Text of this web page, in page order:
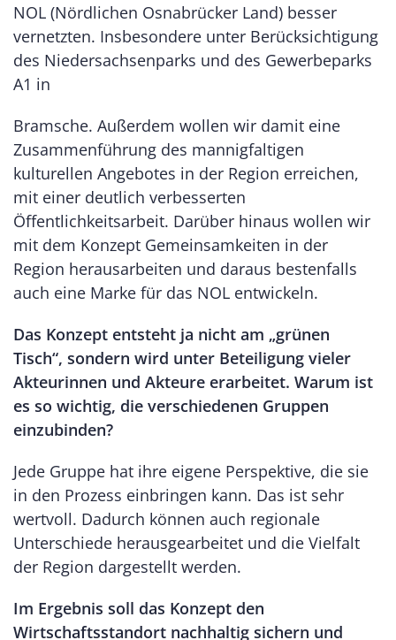
NOL (Nördlichen Osnabrücker Land) besser
vernetzten. Insbesondere unter Berücksichtigung
des Niedersachsenparks und des Gewerbeparks
A1 in
Bramsche. Außerdem wollen wir damit eine
Zusammenführung des mannigfaltigen
kulturellen Angebotes in der Region erreichen,
mit einer deutlich verbesserten
Öffentlichkeitsarbeit. Darüber hinaus wollen wir
mit dem Konzept Gemeinsamkeiten in der
Region herausarbeiten und daraus bestenfalls
auch eine Marke für das NOL entwickeln.
Das Konzept entsteht ja nicht am „grünen
Tisch“, sondern wird unter Beteiligung vieler
Akteurinnen und Akteure erarbeitet. Warum ist
es so wichtig, die verschiedenen Gruppen
einzubinden?
Jede Gruppe hat ihre eigene Perspektive, die sie
in den Prozess einbringen kann. Das ist sehr
wertvoll. Dadurch können auch regionale
Unterschiede herausgearbeitet und die Vielfalt
der Region dargestellt werden.
Im Ergebnis soll das Konzept den
Wirtschaftsstandort nachhaltig sichern und